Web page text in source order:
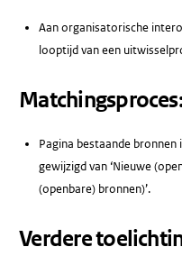
Aan organisatorische
looptijd van een
Pagina bestaande bronnen
gewijzigd van ‘Nieuwe
(openbare) bronnen)’.
Verdere